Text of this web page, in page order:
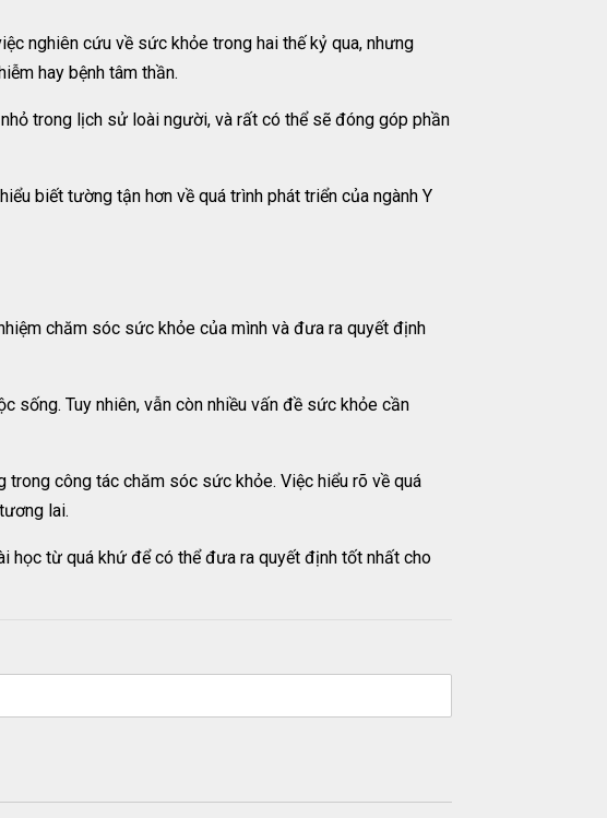
nghiên cứu về sức khỏe trong hai thế kỷ qua, nhưng
hay bệnh tâm thần.
trong lịch sử loài người, và rất có thể sẽ đóng góp phần
biết tường tận hơn về quá trình phát triển của ngành Y
chăm sóc sức khỏe của mình và đưa ra quyết định
sống. Tuy nhiên, vẫn còn nhiều vấn đề sức khỏe cần
công tác chăm sóc sức khỏe. Việc hiểu rõ về quá
lai.
học từ quá khứ để có thể đưa ra quyết định tốt nhất cho